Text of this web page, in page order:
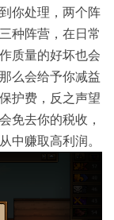
你处理，两个阵
种阵营，在日常
质量的好坏也会
么会给予你减益
护费，反之声望
免去你的税收，
中赚取高利润。